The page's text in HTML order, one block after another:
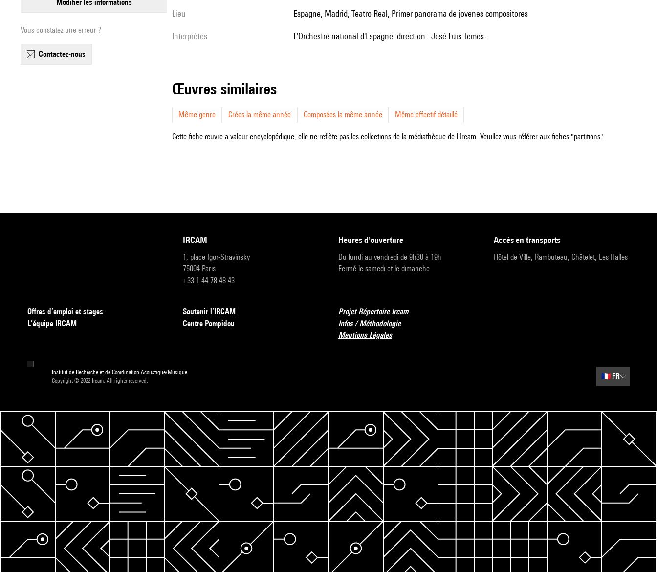
modifier les informations
Vous constatez une erreur ?
contactez-nous
lieu Espagne, Madrid, Teatro Real, Primer panorama de jovenes compositores
interprètes l'Orchestre national d'Espagne, direction : José Luis Temes.
œuvres similaires
Même genre Crées la même année Composées la même année Même effectif détaillé
Cette fiche œuvre a valeur encyclopédique, elle ne reflète pas les collections de la médiathèque de l'Ircam. Veuillez vous référer aux fiches "partitions".
IRCAM
1, place Igor-Stravinsky
75004 Paris
+33 1 44 78 48 43
heures d'ouverture
Du lundi au vendredi de 9h30 à 19h
Fermé le samedi et le dimanche
accès en transports
Hôtel de Ville, Rambuteau, Châtelet, Les Halles
Offres d’emploi et stages
L’équipe IRCAM
Soutenir l’IRCAM
Centre Pompidou
Projet Répertoire Ircam
Infos / Méthodologie
Mentions Légales
Institut de Recherche et de Coordination Acoustique/Musique
Copyright © 2022 Ircam. All rights reserved.
🇫🇷 FR